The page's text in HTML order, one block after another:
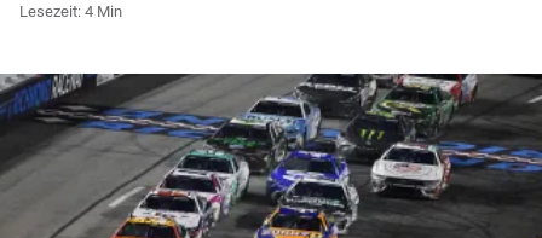
Lesezeit: 4 Min